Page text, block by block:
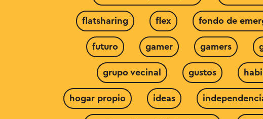
flatsharing flex fondo de
futuro gamer gamers
grupo vecinal gustos
hogar propio ideas